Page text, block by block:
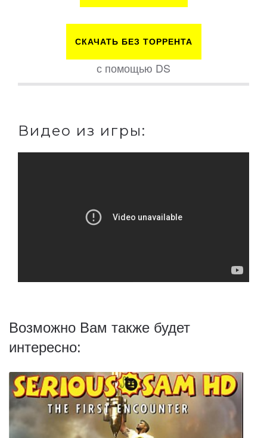
СКАЧАТЬ БЕЗ ТОРРЕНТА
с помощью DS
Видео из игры:
Возможно Вам также будет
интересно: